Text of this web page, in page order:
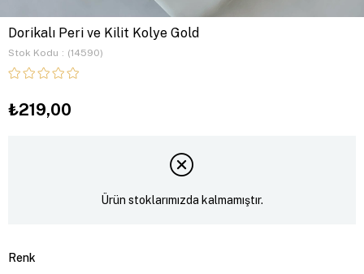
Dorikalı Peri ve Kilit Kolye Gold
Stok Kodu (14590)
₺219,00
Ürün stoklarımızda kalmamıştır.
Renk